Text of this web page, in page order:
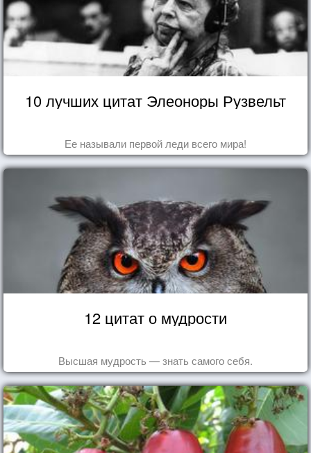
10 лучших цитат Элеоноры Рузвельт
Ее называли первой леди всего мира!
12 цитат о мудрости
Высшая мудрость — знать самого себя.